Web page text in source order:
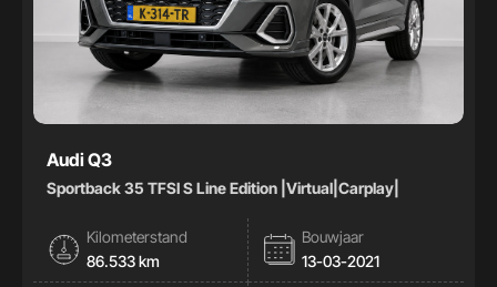
Audi Q3
Sportback 35 TFSI S Line Edition |Virtual|Carplay|
Kilometerstand
86.533 km
Bouwjaar
13-03-2021